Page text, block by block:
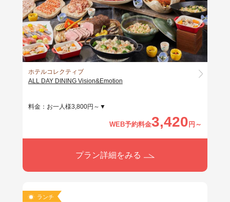
ホテルコレクティブ
ALL DAY DINING Vision&Emotion
料金：お一人様3,800円～▼
WEB予約料金3,420 円～
プラン詳細をみる
ランチ